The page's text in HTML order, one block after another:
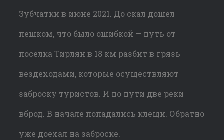
Зубчатки в июне 2021. До скал дошел
пешком, что было ошибкой — путь от
поселка Тирлян в 18 км разбит в грязь
вездеходами, которые осуществляют
заброску туристов. И по пути две реки
вброд. В начале попадались клещи. Обратно
уже доехал на заброске.